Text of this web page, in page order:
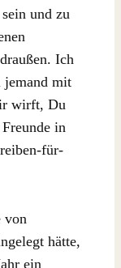
und zu
Ich
jemand mit
wirft, Du
in
für-
von
hätte,
ein